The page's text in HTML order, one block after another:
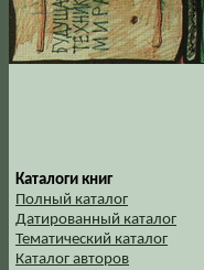
Каталоги книг
Полный каталог
Датированный каталог
Тематический каталог
Каталог авторов